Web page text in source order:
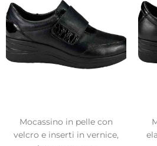
Mocassino in pelle con
velcro e inserti in vernice,